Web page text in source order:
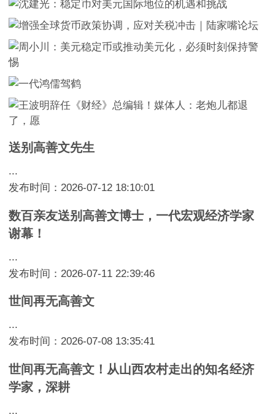
送别高善文先生
...
发布时间：2026-07-12 18:10:01
数百亲友送别高善文博士，一代宏观经济学家
谢幕！
...
发布时间：2026-07-11 22:39:46
世间再无高善文
...
发布时间：2026-07-08 13:35:41
世间再无高善文！从山西农村走出的知名经济
学家，深耕
...